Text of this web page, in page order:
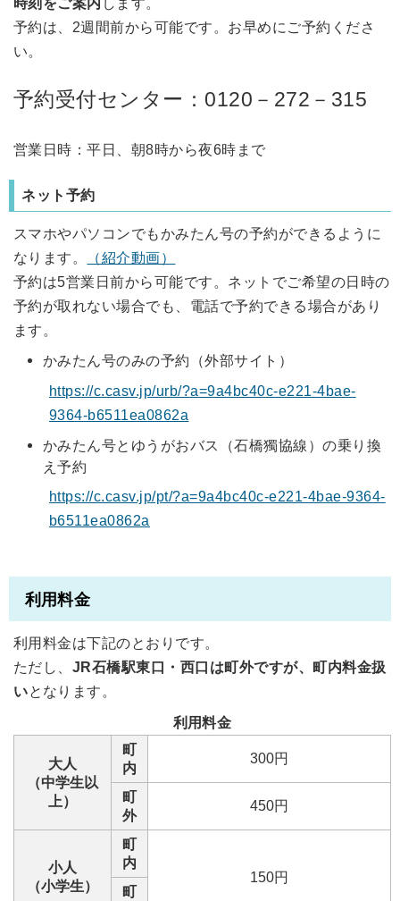
予約は、2週間前から可能です。お早めにご予約くださ
い。
予約受付センター：0120－272－315
営業日時：平日、朝8時から夜6時まで
ネット予約
スマホやパソコンでもかみたん号の予約ができるように
なります。
（紹介動画）
予約は5営業日前から可能です。ネットでご希望の日時の
予約が取れない場合でも、電話で予約できる場合があり
ます。
かみたん号のみの予約（外部サイト）
https://c.casv.jp/urb/?a=9a4bc40c-e221-4bae-
9364-b6511ea0862a
かみたん号とゆうがおバス（石橋獨協線）の乗り換
え予約
https://c.casv.jp/pt/?a=9a4bc40c-e221-4bae-9364-
b6511ea0862a
利用料金
利用料金は下記のとおりです。
ただし、 JR石橋駅東口・西口は町外ですが、町内料金扱
いとなります。
利用料金
大人
（中学生以
上）
町
内
300円
町
外
450円
小人
（小学生）
町
内
150円
町